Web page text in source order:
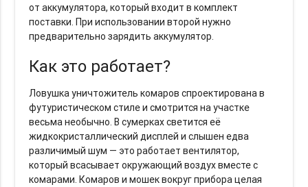
от аккумулятора, который входит в комплект
поставки. При использовании второй нужно
предварительно зарядить аккумулятор.
Как это работает?
Ловушка уничтожитель комаров спроектирована в
футуристическом стиле и смотрится на участке
весьма необычно. В сумерках светится её
жидкокристаллический дисплей и слышен едва
различимый шум — это работает вентилятор,
который всасывает окружающий воздух вместе с
комарами. Комаров и мошек вокруг прибора целая